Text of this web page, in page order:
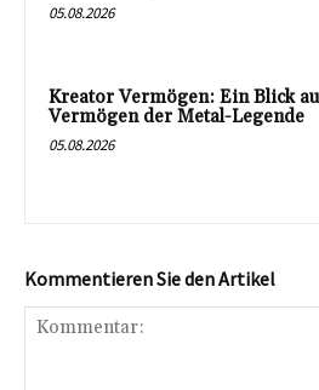
05.08.2026
Kreator Vermögen: Ein Blick
Vermögen der Metal-Legende
05.08.2026
Kommentieren Sie den Artikel